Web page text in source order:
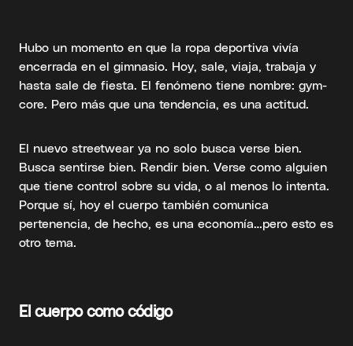
Hubo un momento en que la ropa deportiva vivía
encerrada en el gimnasio. Hoy, sale, viaja, trabaja y
hasta sale de fiesta. El fenómeno tiene nombre: gym-
core. Pero más que una tendencia, es una actitud.
El nuevo streetwear ya no solo busca verse bien.
Busca sentirse bien. Rendir bien. Verse como alguien
que tiene control sobre su vida, o al menos lo intenta.
Porque sí, hoy el cuerpo también comunica
pertenencia, de hecho, es una economía…pero esto es
otro tema.
El cuerpo como código